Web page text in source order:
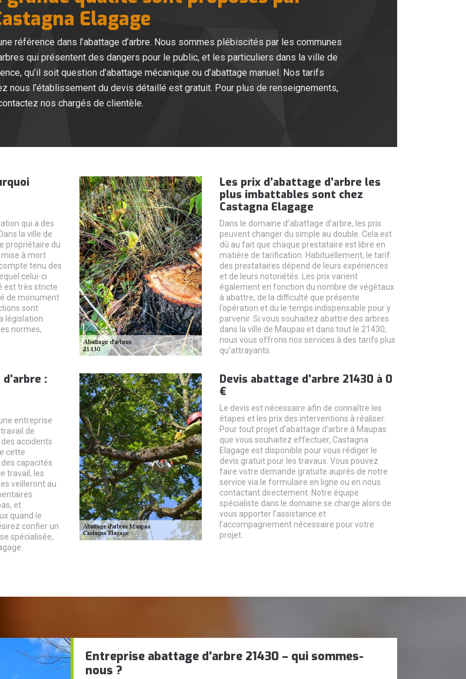
Elagage
référence dans l’abattage d’arbre. Nous sommes plébiscités par les communes
qui présentent des dangers pour le public, et les particuliers dans la ville de
qu’il soit question d’abattage mécanique ou d’abattage manuel. Nos tarifs
nous l’établissement du devis détaillé est gratuit. Pour plus de renseignements,
nos chargés de clientèle.
qui a des
la ville de
propriétaire du
mise à mort
tenu des
celui-ci
est très stricte
de monument
sont
législation.
normes,
Les prix d’abattage d’arbre les
plus imbattables sont chez
Castagna Elagage
Dans le domaine d’abattage d’arbre, les prix
peuvent changer du simple au double. Cela est
dû au fait que chaque prestataire est libre en
matière de tarification. Habituellement, le tarif
des prestataires dépend de leurs expériences
et de leurs notoriétés. Les prix varient
également en fonction du nombre de végétaux
à abattre, de la difficulté que présente
l’opération et du le temps indispensable pour y
parvenir. Si vous souhaitez abattre des arbres
dans la ville de Maupas et dans tout le 21430,
nous vous offrons nos services à des tarifs plus
qu’attrayants.
:
entreprise
de
accidents
cette
capacités
travail, les
veilleront au
et
quand le
confier un
spécialisée,
Devis abattage d’arbre 21430 à 0
€
Le devis est nécessaire afin de connaître les
étapes et les prix des interventions à réaliser.
Pour tout projet d’abattage d’arbre à Maupas
que vous souhaitez effectuer, Castagna
Elagage est disponible pour vous rédiger le
devis gratuit pour les travaux. Vous pouvez
faire votre demande gratuite auprès de notre
service via le formulaire en ligne ou en nous
contactant directement. Notre équipe
spécialiste dans le domaine se charge alors de
vous apporter l’assistance et
l’accompagnement nécessaire pour votre
projet.
Entreprise abattage d’arbre 21430 – qui sommes-
nous ?